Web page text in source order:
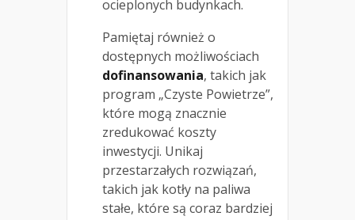
ocieplonych budynkach.
Pamiętaj również o
dostępnych możliwościach
dofinansowania, takich jak
program „Czyste Powietrze”,
które mogą znacznie
zredukować koszty
inwestycji. Unikaj
przestarzałych rozwiązań,
takich jak kotły na paliwa
stałe, które są coraz bardziej